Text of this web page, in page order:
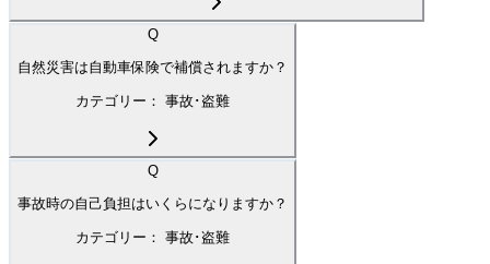
Q
自然災害は自動車保険で補償されますか？
カテゴリー： 事故･盗難
Q
事故時の自己負担はいくらになりますか？
カテゴリー： 事故･盗難